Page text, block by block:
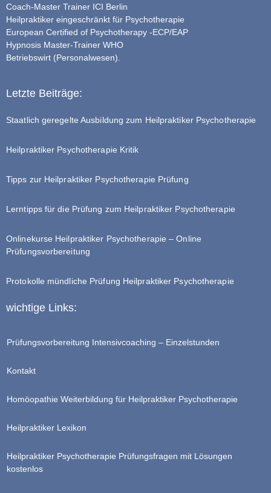
Coach-Master Trainer ICI Berlin
Heilpraktiker eingeschränkt für Psychotherapie
European Certified of Psychotherapy -ECP/EAP
Hypnosis Master-Trainer WHO
Betriebswirt (Personalwesen).
Letzte Beiträge:
Staatlich geregelte Ausbildung zum Heilpraktiker Psychotherapie
Heilpraktiker Psychotherapie Kritik
Tipps zur Heilpraktiker Psychotherapie Prüfung
Lerntipps für die Prüfung zum Heilpraktiker Psychotherapie
Onlinekurse Heilpraktiker Psychotherapie – Online
Prüfungsvorbereitung
Protokolle mündliche Prüfung Heilpraktiker Psychotherapie
wichtige Links:
Prüfungsvorbereitung Intensivcoaching – Einzelstunden
Kontakt
Homöopathie Weiterbildung für Heilpraktiker Psychotherapie
Heilpraktiker Lexikon
Heilpraktiker Psychotherapie Prüfungsfragen mit Lösungen
kostenlos